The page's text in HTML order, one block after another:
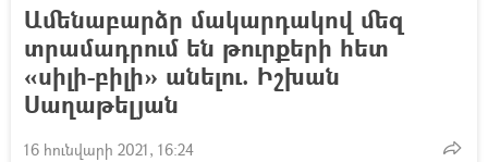
Ամենաբարձր մակարդակով մեզ
տրամադրում են թուրքերի հետ
«սիլի-բիլի» անելու. Իշխան
Սաղաթելյան
16 հունվարի 2021, 16:24